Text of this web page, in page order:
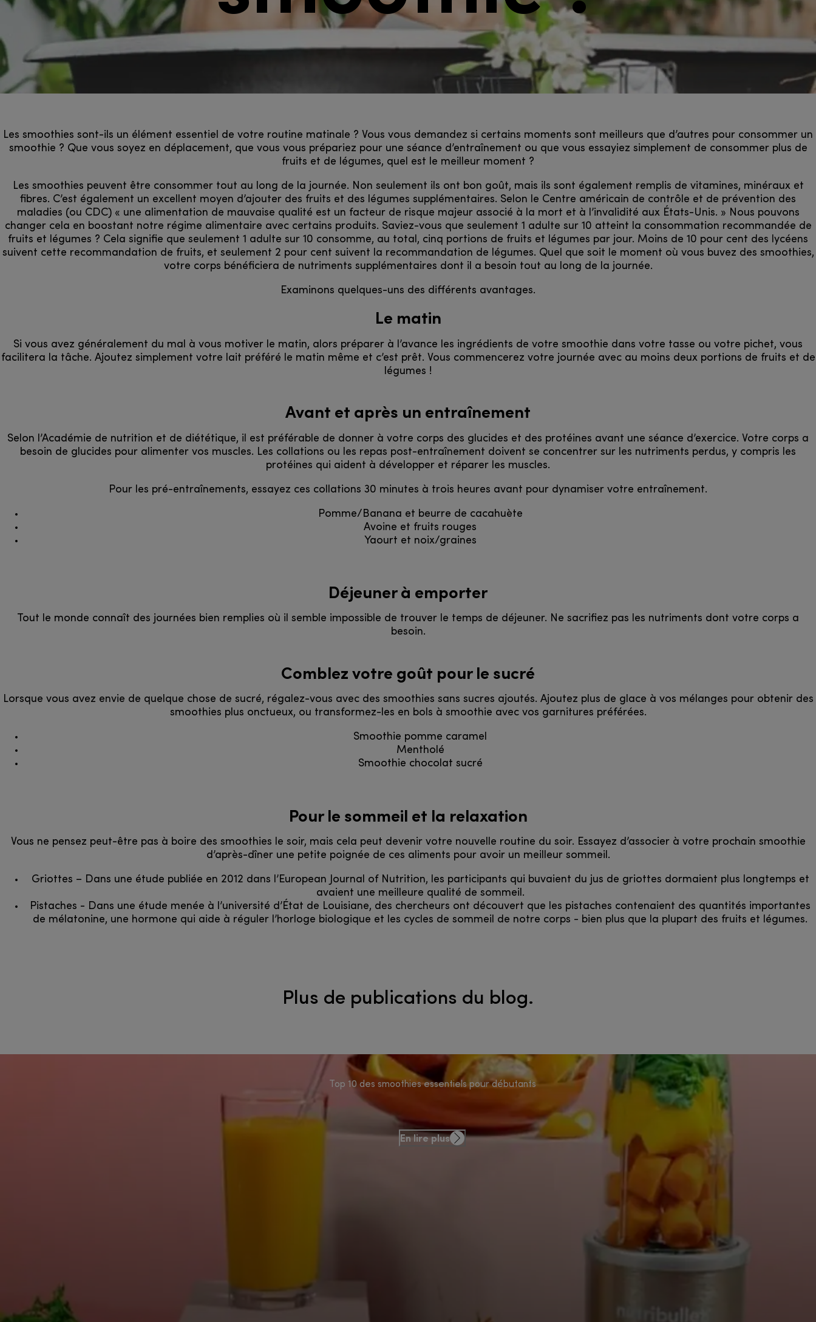
Les smoothies sont-ils un élément essentiel de votre routine matinale ? Vous vous demandez si certains moments sont meilleurs que d’autres pour consommer un
smoothie ? Que vous soyez en déplacement, que vous vous prépariez pour une séance d’entraînement ou que vous essayiez simplement de consommer plus de
fruits et de légumes, quel est le meilleur moment ?
Les smoothies peuvent être consommer tout au long de la journée. Non seulement ils ont bon goût, mais ils sont également remplis de vitamines, minéraux et
fibres. C’est également un excellent moyen d’ajouter des fruits et des légumes supplémentaires. Selon le Centre américain de contrôle et de prévention des
maladies (ou CDC) « une alimentation de mauvaise qualité est un facteur de risque majeur associé à la mort et à l’invalidité aux États-Unis. » Nous pouvons
changer cela en boostant notre régime alimentaire avec certains produits. Saviez-vous que seulement 1 adulte sur 10 atteint la consommation recommandée de
fruits et légumes ? Cela signifie que seulement 1 adulte sur 10 consomme, au total, cinq portions de fruits et légumes par jour. Moins de 10 pour cent des lycéens
suivent cette recommandation de fruits, et seulement 2 pour cent suivent la recommandation de légumes. Quel que soit le moment où vous buvez des smoothies,
votre corps bénéficiera de nutriments supplémentaires dont il a besoin tout au long de la journée.
Examinons quelques-uns des différents avantages.
Le matin
Si vous avez généralement du mal à vous motiver le matin, alors préparer à l’avance les ingrédients de votre smoothie dans votre tasse ou votre pichet, vous
facilitera la tâche. Ajoutez simplement votre lait préféré le matin même et c’est prêt. Vous commencerez votre journée avec au moins deux portions de fruits et de
légumes !
Avant et après un entraînement
Selon l’Académie de nutrition et de diététique, il est préférable de donner à votre corps des glucides et des protéines avant une séance d’exercice. Votre corps a
besoin de glucides pour alimenter vos muscles. Les collations ou les repas post-entraînement doivent se concentrer sur les nutriments perdus, y compris les
protéines qui aident à développer et réparer les muscles.
Pour les pré-entraînements, essayez ces collations 30 minutes à trois heures avant pour dynamiser votre entraînement.
Pomme/Banana et beurre de cacahuète
Avoine et fruits rouges
Yaourt et noix/graines
Déjeuner à emporter
Tout le monde connaît des journées bien remplies où il semble impossible de trouver le temps de déjeuner. Ne sacrifiez pas les nutriments dont votre corps a
besoin.
Comblez votre goût pour le sucré
Lorsque vous avez envie de quelque chose de sucré, régalez-vous avec des smoothies sans sucres ajoutés. Ajoutez plus de glace à vos mélanges pour obtenir des
smoothies plus onctueux, ou transformez-les en bols à smoothie avec vos garnitures préférées.
Smoothie pomme caramel
Mentholé
Smoothie chocolat sucré
Pour le sommeil et la relaxation
Vous ne pensez peut-être pas à boire des smoothies le soir, mais cela peut devenir votre nouvelle routine du soir. Essayez d’associer à votre prochain smoothie
d’après-dîner une petite poignée de ces aliments pour avoir un meilleur sommeil.
Griottes – Dans une étude publiée en 2012 dans l’European Journal of Nutrition, les participants qui buvaient du jus de griottes dormaient plus longtemps et
avaient une meilleure qualité de sommeil.
Pistaches - Dans une étude menée à l’université d’État de Louisiane, des chercheurs ont découvert que les pistaches contenaient des quantités importantes
de mélatonine, une hormone qui aide à réguler l’horloge biologique et les cycles de sommeil de notre corps - bien plus que la plupart des fruits et légumes.
Plus de publications du blog.
Top 10 des smoothies essentiels pour débutants
En lire plus